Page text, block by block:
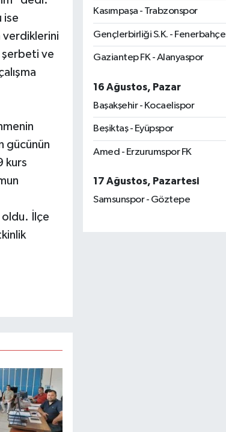
ise
verdiklerini
şerbeti ve
gücünün
kurs
oldu. İlçe
Kasımpaşa - Trabzonspor
Gençlerbirliği S.K. - Fenerbahçe
Gaziantep FK - Alanyaspor
16 Ağustos, Pazar
Başakşehir - Kocaelispor
Beşiktaş - Eyüpspor
Amed - Erzurumspor FK
17 Ağustos, Pazartesi
Samsunspor - Göztepe